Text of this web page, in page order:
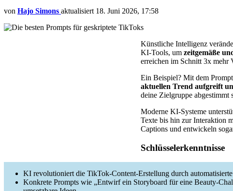
von Hajo Simons aktualisiert 18. Juni 2026, 17:58
Künstliche Intelligenz
KI-Tools, um zeitgemäße
erreichen im Schnitt 3x mehr
Ein Beispiel? Mit dem Prompt
aktuellen Trend aufgreift
deine Zielgruppe abgestimmt
Moderne KI-Systeme
Texte bis hin zur Interaktion
Captions und entwickeln
Schlüsselerkenntnisse
KI revolutioniert die TikTok-Content-Erstellung durch
Konkrete Prompts wie „Entwirf ein Storyboard für eine Beauty-